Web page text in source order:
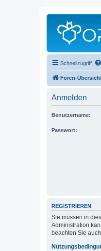
Schnellzugriff
Foren-
Anmelden
Benutzername:
Passwort:
REGISTRIEREN
Sie müssen in
Administration
beachten Sie